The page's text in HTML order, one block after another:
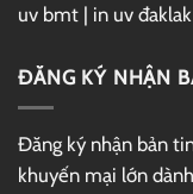
uv bmt | in uv đaklak
ĐĂNG KÝ NHẬN
Đăng ký nhận bản
khuyến mại lớn